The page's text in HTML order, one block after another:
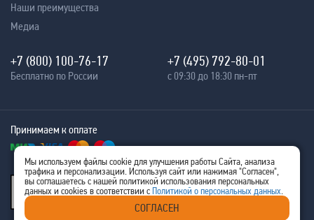
Наши преимущества
Медиа
+7 (800) 100-76-17
Бесплатно по России
+7 (495) 792-80-01
с 09:30 до 18:30 пн-пт
Принимаем к оплате
® 2005 - 2026
Ritm-IT
Мы используем файлы cookie для улучшения работы Сайта, анализа
трафика и персонализации. Используя сайт или нажимая "Согласен",
вы соглашаетесь с нашей политикой использования персональных
данных и cookies в соответствии с Политикой о персональных данных
СОГЛАСЕН